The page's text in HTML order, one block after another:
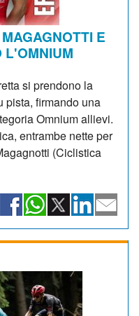
E
L'OMNIUM
si prendono la
pista, firmando una
Omnium allievi.
entrambe nette per
(Ciclistica